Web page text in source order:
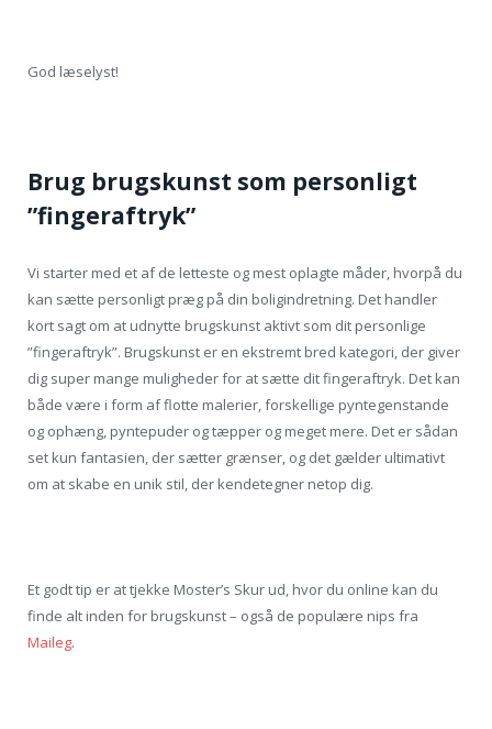
God læselyst!
Brug brugskunst som personligt
”fingeraftryk”
Vi starter med et af de letteste og mest oplagte måder, hvorpå du
kan sætte personligt præg på din boligindretning. Det handler
kort sagt om at udnytte brugskunst aktivt som dit personlige
”fingeraftryk”. Brugskunst er en ekstremt bred kategori, der giver
dig super mange muligheder for at sætte dit fingeraftryk. Det kan
både være i form af flotte malerier, forskellige pyntegenstande
og ophæng, pyntepuder og tæpper og meget mere. Det er sådan
set kun fantasien, der sætter grænser, og det gælder ultimativt
om at skabe en unik stil, der kendetegner netop dig.
Et godt tip er at tjekke Moster’s Skur ud, hvor du online kan du
finde alt inden for brugskunst – også de populære nips fra
Maileg.